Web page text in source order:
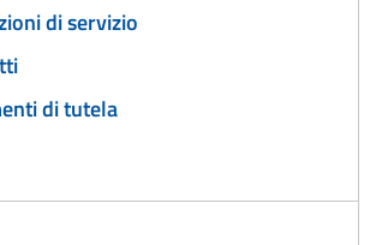
di servizio
di tutela